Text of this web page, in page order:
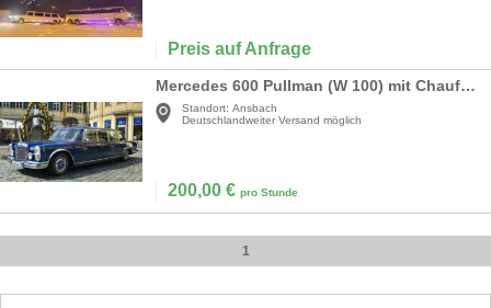
Preis auf Anfrage
Mercedes 600 Pullman (W 100) mit Chauffeur
Standort: Ansbach
Deutschlandweiter Versand möglich
200,00 € pro Stunde
1